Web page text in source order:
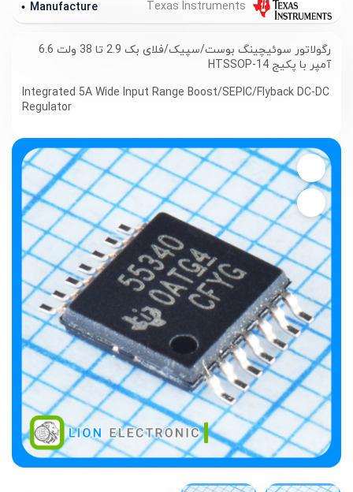
Manufacture
رگولاتور سوئیچینگ بوست/سپیک/فلای بک 2.9 تا 38 ولت 6.6
آمپر با پکیج HTSSOP-14
Integrated 5A Wide Input Range Boost/SEPIC/Flyback DC-DC
Regulator